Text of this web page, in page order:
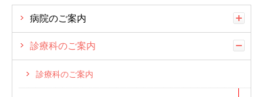
病院のご案内
診療科のご案内
診療科のご案内